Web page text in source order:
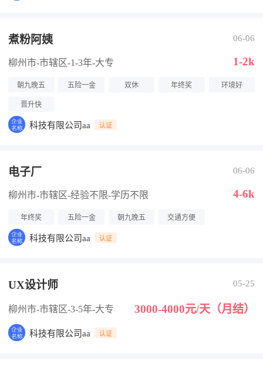
煮粉阿姨 06-06
柳州市-市辖区-1-3年-大专 1-2k
朝九晚五 五险一金 双休 年终奖 环境好
晋升快
科技有限公司aa 认证
电子厂 06-06
柳州市-市辖区-经验不限-学历不限 4-6k
年终奖 五险一金 朝九晚五 交通方便
科技有限公司aa 认证
UX设计师 05-25
柳州市-市辖区-3-5年-大专 3000-4000元/天（月结）
科技有限公司aa 认证